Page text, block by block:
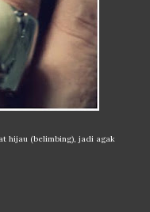
hijau (belimbing), jadi agak